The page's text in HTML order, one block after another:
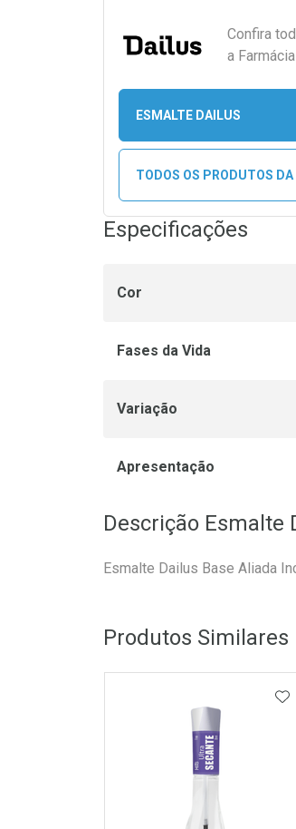
Confira
a
ESMALTE DAILUS
TODOS OS PRODUTOS
Especificações
Cor
Fases da Vida
Variação
Apresentação
Descrição Esmalte
Esmalte Dailus Base Aliada
Produtos Similares